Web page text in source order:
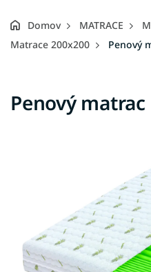
Domov MATRACE
Matrace 200x200
Penový
Penový